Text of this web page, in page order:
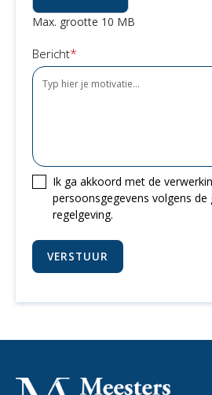
Max. grootte 10 MB
Bericht*
Ik ga akkoord met de
persoonsgegevens volgens de
regelgeving.